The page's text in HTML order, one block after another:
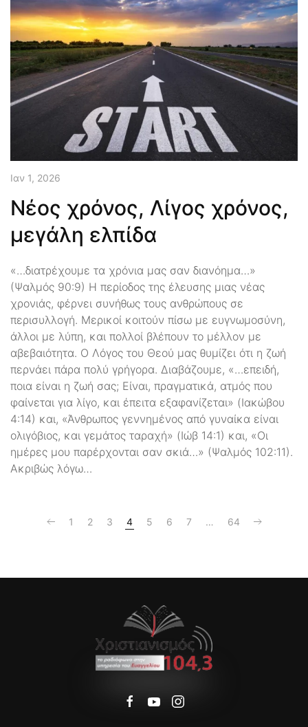
Ιαν 1, 2026
Νέος χρόνος, Λίγος χρόνος,
μεγάλη ελπίδα
«…διατρέχουμε τα χρόνια μας σαν διανόημα…»
(Ψαλμός 90:9) Η περίοδος της έλευσης μιας νέας
χρονιάς, φέρνει συνήθως τους ανθρώπους σε
περισυλλογή. Μερικοί κοιτούν πίσω με ευγνωμοσύνη,
άλλοι με λύπη, και πολλοί βλέπουν το μέλλον με
αβεβαιότητα. Ο Λόγος του Θεού μας θυμίζει ότι η ζωή
περνάει πάρα πολύ γρήγορα. Διαβάζουμε, «…επειδή,
ποια είναι η ζωή σας; Είναι, πραγματικά, ατμός που
φαίνεται για λίγο, και έπειτα εξαφανίζεται» (Ιακώβου
4:14) και, «Άνθρωπος γεννημένος από γυναίκα είναι
ολιγόβιος, και γεμάτος ταραχή» (Ιώβ 14:1) και, «Οι
ημέρες μου παρέρχονται σαν σκιά…» (Ψαλμός 102:11).
Ακριβώς λόγω…
1 2 3 4 5 6 7 … 64